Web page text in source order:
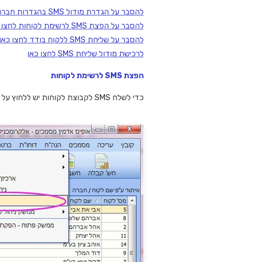
להסבר על הגדרת מודול SMS בהגדרות חברה לחצו כאן
להסבר על הפצת SMS לרשימת לקוחות לחצו כאן
להסבר על שליחת SMS ללקוח בודד לחצו כאן
לרכישת מודול שליחת SMS לחצו כאן
הפצת SMS לרשימת לקוחות
כדי לשלח SMS לקבוצת לקוחות יש ללחוץ על כלים-> הפצת SMS . או על דו"חות -> דו"ח לקוחות.